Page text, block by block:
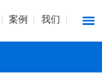
案例 我们